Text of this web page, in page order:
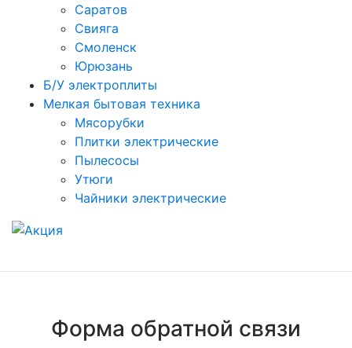
Саратов
Свияга
Смоленск
Юрюзань
Б/У электроплиты
Мелкая бытовая техника
Мясорубки
Плитки электрические
Пылесосы
Утюги
Чайники электрические
Форма обратной связи